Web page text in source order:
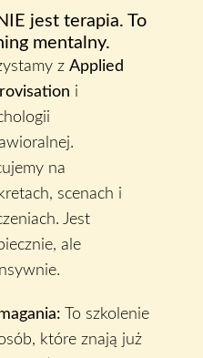
jest terapia. To
mentalny.
z Applied
i
na
scenach i
Jest
ale
To szkolenie
które znają już